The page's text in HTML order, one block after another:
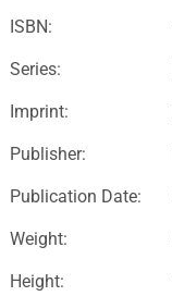
ISBN:
Series:
Imprint:
Publisher:
Publication Date:
Weight:
Height: